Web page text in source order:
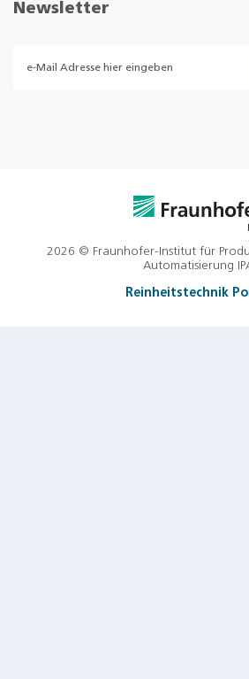
Newsletter
2026 © Fraunhofer-Institut für
Automatisierung
Reinheitstechnik